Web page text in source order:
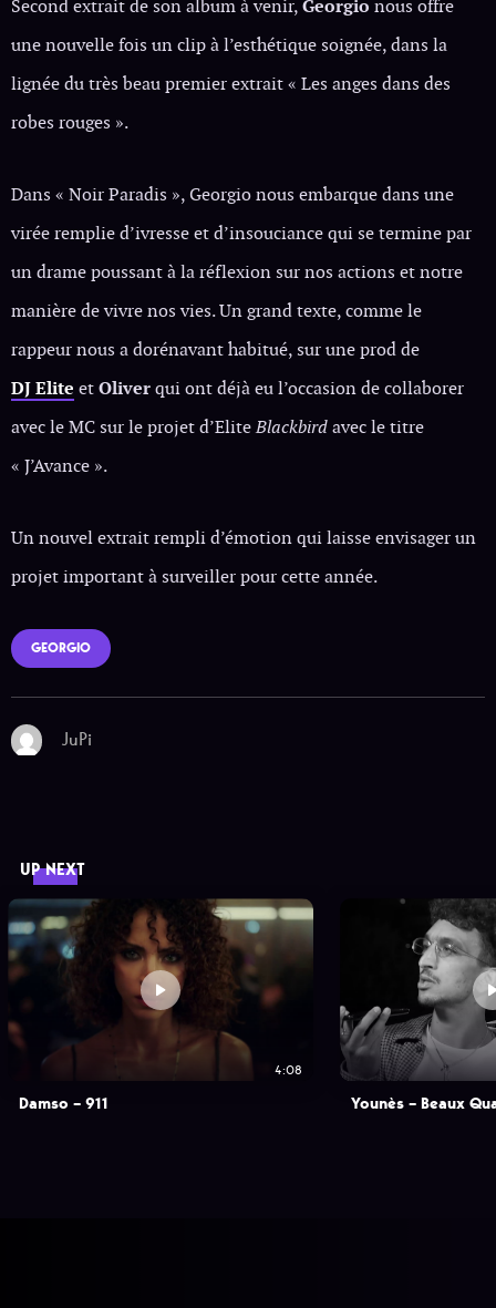
Second extrait de son album à venir,Georgio nous offre
une nouvelle fois un clip à l’esthétique soignée, dans la
lignée du très beau premier extrait « Les anges dans des
robes rouges ».
Dans « Noir Paradis », Georgio nous embarque dans une
virée remplie d’ivresse et d’insouciance qui se termine par
un drame poussant à la réflexion sur nos actions et notre
manière de vivre nos vies. Un grand texte, comme le
rappeur nous a dorénavant habitué, sur une prod de
DJ Elite etOliverqui ont déjà eu l’occasion de collaborer
avec le MC sur le projet d’EliteBlackbirdavec le titre
« J’Avance ».
Un nouvel extrait rempli d’émotion qui laisse envisager un
projet important à surveiller pour cette année.
GEORGIO
JuPi
UP NEXT
4:08
Damso – 911 Younès – Beaux